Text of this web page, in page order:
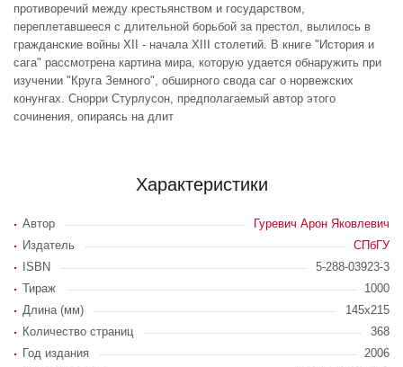
противоречий между крестьянством и государством,
переплетавшееся с длительной борьбой за престол, вылилось в
гражданские войны XII - начала XIII столетий. В книге "История и
сага" рассмотрена картина мира, которую удается обнаружить при
изучении "Круга Земного", обширного свода саг о норвежских
конунгах. Снорри Стурлусон, предполагаемый автор этого
сочинения, опираясь на длит
Характеристики
Автор
Гуревич Арон Яковлевич
Издатель
СПбГУ
ISBN
5-288-03923-3
Тираж
1000
Длина (мм)
145x215
Количество страниц
368
Год издания
2006